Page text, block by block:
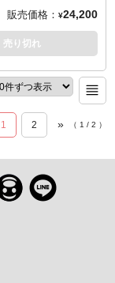
人
OFFICIAL
ンでご紹介いただき
色合いを再現する
加工を施しており
擦を加えると、表
現するため、意図
げや傷を施してお
によってハンドメ
。
、狼の姿を手作業
ような質感、リア
漂う金属の味わ
925とは思えないゲ
まの風合いを実現
ロム・ソフトウェ
を経て、『ダーク
この「錆び／寂
表情を、ぜひじっ
みください。
色合いを再現する
加工を施しており
擦を加えると、表
ける場合がござい
現するため、意図
ザインに加え、最
ミナ、最大装備重量
う強力な装備効果
人気を誇る指輪の
で使用可能な高級
グとして「TORCH
仕上げました。
に盛り込まれた複
実に、緻密に立体
925製の本体に、こ
の特殊な真鍮古美
とで、この指輪が
合いを再現しまし
空気をまとう『ダ
の世界から、本当
たかのような仕上
います。
販売価格： ¥24,200
売り切れ
1 2 » （ 1 / 2 ）